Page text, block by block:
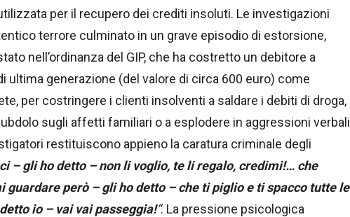
per il recupero dei crediti insoluti. Le investigazioni
terrore culminato in un grave episodio di estorsione,
nell’ordinanza del GIP, che ha costretto un debitore a
ultima generazione (del valore di circa 600 euro) come
per costringere i clienti insolventi a saldare i debiti di droga,
sugli affetti familiari o a esplodere in aggressioni verbali
restituiscono appieno la caratura criminale degli
– gli ho detto – non li voglio, te li regalo, credimi!… che
però – gli ho detto – che ti piglio e ti spacco tutte le
io – vai vai passeggia!“. La pressione psicologica